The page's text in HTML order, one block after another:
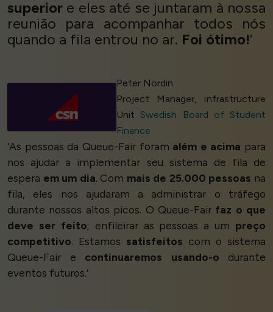
superior e eles até se juntaram à nossa
reunião para acompanhar todos nós
quando a fila entrou no ar. Foi ótimo!’
Peter Nordin
Project Manager, Infrastructure
Unit Swedish Board of Student
Finance
‘As pessoas da Queue-Fair foram além e acima para
nos ajudar a implementar seu sistema de fila de
espera em um dia. Com mais de 25.000 pessoas na
fila, eles nos ajudaram a administrar o tráfego
durante nossos altos picos. O Queue-Fair faz o que
deve ser feito; enfileirar as pessoas a um preço
competitivo. Estamos satisfeitos com o sistema
Queue-Fair e continuaremos usando-o durante
eventos futuros.’